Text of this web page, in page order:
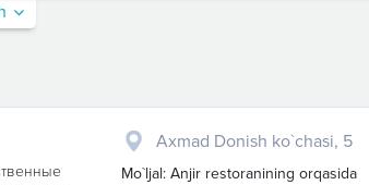
Axmad Donish ko`chasi, 5
Mo`ljal: Anjir restoranining orqasida